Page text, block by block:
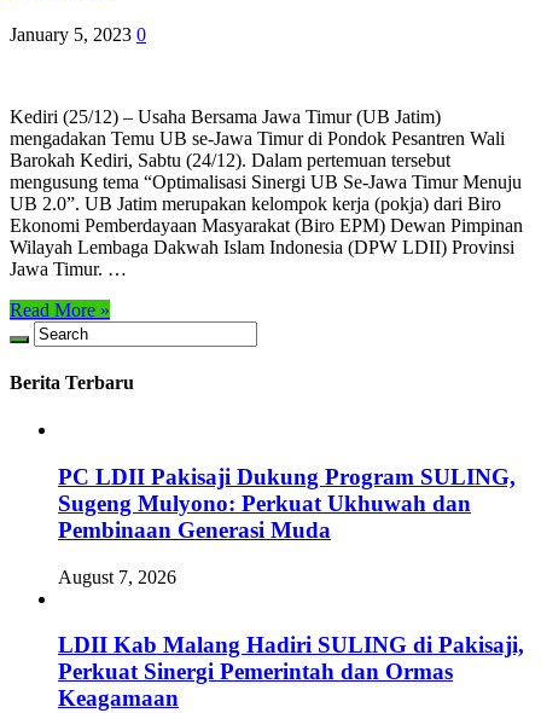
January 5, 2023 0
Kediri (25/12) – Usaha Bersama Jawa Timur (UB Jatim)
mengadakan Temu UB se-Jawa Timur di Pondok Pesantren Wali
Barokah Kediri, Sabtu (24/12). Dalam pertemuan tersebut
mengusung tema “Optimalisasi Sinergi UB Se-Jawa Timur Menuju
UB 2.0”. UB Jatim merupakan kelompok kerja (pokja) dari Biro
Ekonomi Pemberdayaan Masyarakat (Biro EPM) Dewan Pimpinan
Wilayah Lembaga Dakwah Islam Indonesia (DPW LDII) Provinsi
Jawa Timur. …
Read More »
Berita Terbaru
PC LDII Pakisaji Dukung Program SULING,
Sugeng Mulyono: Perkuat Ukhuwah dan
Pembinaan Generasi Muda
August 7, 2026
LDII Kab Malang Hadiri SULING di Pakisaji,
Perkuat Sinergi Pemerintah dan Ormas
Keagamaan